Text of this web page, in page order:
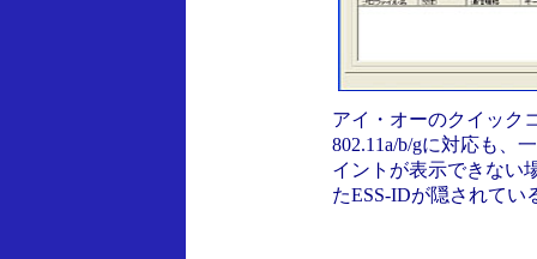
アイ・オーのクイック
802.11a/b/gに対応も、
イントが表示できない
たESS-IDが隠されてい